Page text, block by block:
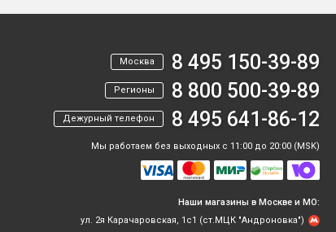
Москва 8 495 150-39-89
Регионы 8 800 500-39-89
Дежурный телефон 8 495 641-86-12
Мы работаем без выходных с 11:00 до 20:00 (MSK)
Наши магазины в Москве и МО:
ул. 2я Карачаровская, 1с1 (ст.МЦК "Андроновка")